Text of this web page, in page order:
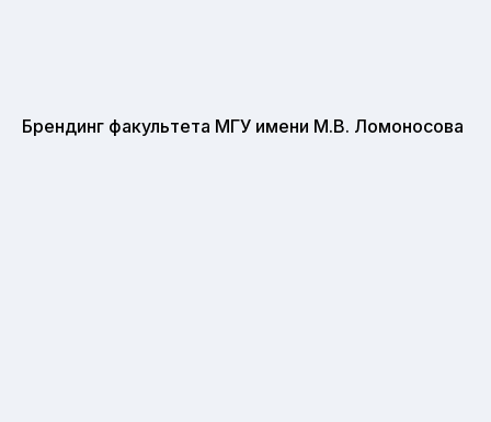
Брендинг факультета МГУ имени М.В. Ломоносова